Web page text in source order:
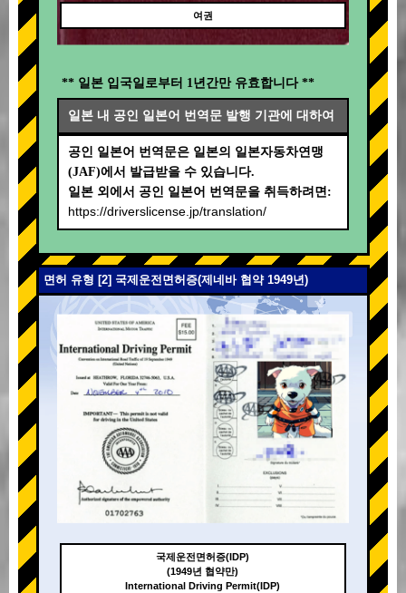
여권
** 일본 입국일로부터 1년간만 유효합니다 **
일본 내 공인 일본어 번역문 발행 기관에 대하여
공인 일본어 번역문은 일본의 일본자동차연맹
(JAF)에서 발급받을 수 있습니다.
일본 외에서 공인 일본어 번역문을 취득하려면:
https://driverslicense.jp/translation/
면허 유형 [2] 국제운전면허증(제네바 협약 1949년)
국제운전면허증(IDP)
(1949년 협약만)
International Driving Permit(IDP)